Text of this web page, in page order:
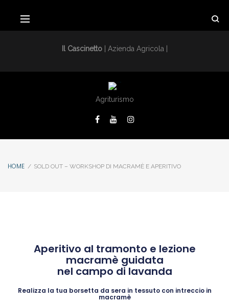
Il Cascinetto| Azienda Agricola |
Agriturismo
HOME / SOLD OUT – WORKSHOP DI MACRAMÈ E APERITIVO
Aperitivo al tramonto e lezione
macramè guidata
nel campo di lavanda
Realizza la tua borsetta da sera in tessuto con intreccio in
macramè